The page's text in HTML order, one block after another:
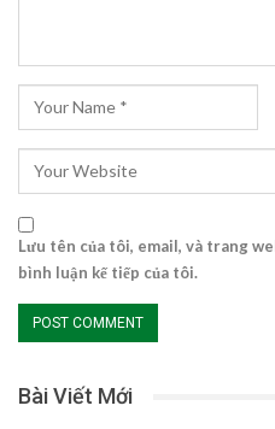
Lưu tên của tôi, email, và trang
bình luận kế tiếp của tôi.
Bài Viết Mới